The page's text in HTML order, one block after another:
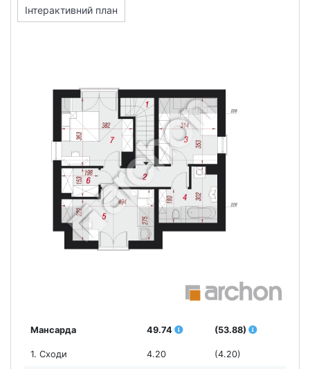
Інтерактивний план
Мансарда 49.74 (53.88)
1. Сходи 4.20 (4.20)